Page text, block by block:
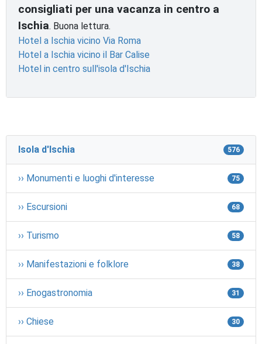
consigliati per una vacanza in centro a
Ischia. Buona lettura.
Hotel a Ischia vicino Via Roma
Hotel a Ischia vicino il Bar Calise
Hotel in centro sull'isola d'Ischia
Isola d'Ischia 576
›› Monumenti e luoghi d'interesse 75
›› Escursioni 68
›› Turismo 58
›› Manifestazioni e folklore 38
›› Enogastronomia 31
›› Chiese 30